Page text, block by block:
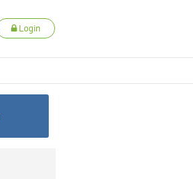
Login